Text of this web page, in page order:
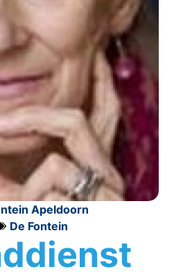
Apeldoorn
De Fontein